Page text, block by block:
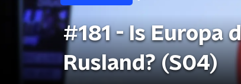
#181 - Is Europa
Rusland? (S04)